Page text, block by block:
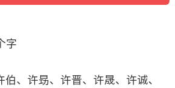
字
、许昮、许晋、许晟、许诚、